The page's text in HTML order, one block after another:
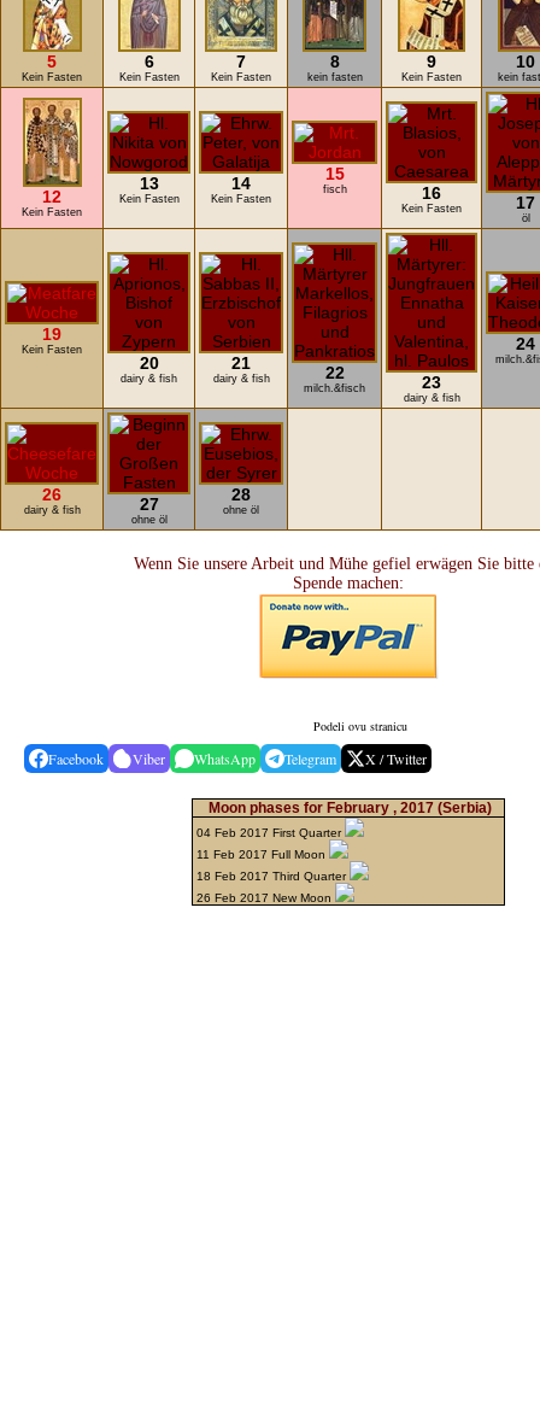
5
Kein Fasten
6
Kein Fasten
7
Kein Fasten
8
kein fasten
9
Kein Fasten
10
kein
12
Kein Fasten
13
Kein Fasten
14
Kein Fasten
15
fisch 16
Kein Fasten 17
öl
19
Kein Fasten
20
dairy & fish
21
dairy & fish 22
milch.&fisch 23
dairy & fish
24
26
dairy & fish 27
ohne öl
28
ohne öl
Wenn Sie unsere Arbeit und Mühe gefiel erwägen Sie bitte
Spende machen:
Podeli ovu stranicu
Facebook Viber WhatsApp Telegram X / Twitter
Moon phases for February , 2017 (Serbia)
04 Feb 2017 First Quarter
11 Feb 2017 Full Moon
18 Feb 2017 Third Quarter
26 Feb 2017 New Moon